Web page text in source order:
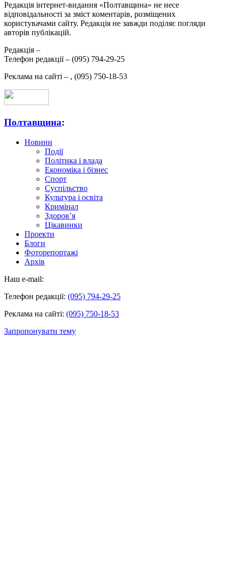
Редакція інтернет-видання «Полтавщина» не несе
відповідальності за зміст коментарів, розміщених
користувачами сайту. Редакція не завжди поділяє погляди
авторів публікацій.
Редакція –
Телефон редакції – (095) 794-29-25
Реклама на сайті – , (095) 750-18-53
Полтавщина:
Новини
Події
Політика і влада
Економіка і бізнес
Спорт
Суспільство
Культура і освіта
Кримінал
Здоров’я
Цікавинки
Проекти
Блоги
Фоторепортажі
Архів
Наш e-mail:
Телефон редакції: (095) 794-29-25
Реклама на сайті: (095) 750-18-53
Запропонувати тему